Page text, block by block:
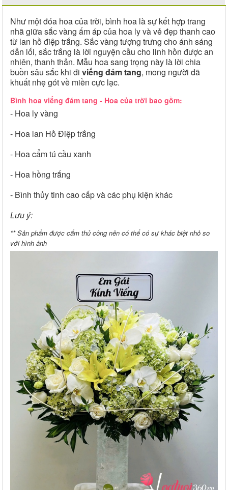
Như một đóa hoa của trời, bình hoa là sự kết hợp trang
nhã giữa sắc vàng ấm áp của hoa ly và vẻ đẹp thanh cao
từ lan hồ điệp trắng. Sắc vàng tượng trưng cho ánh sáng
dẫn lối, sắc trắng là lời nguyện cầu cho linh hồn được an
nhiên, thanh thản. Mẫu hoa sang trọng này là lời chia
buồn sâu sắc khi đi viếng đám tang, mong người đã
khuất nhẹ gót về miền cực lạc.
Bình hoa viếng đám tang - Hoa của trời bao gồm:
- Hoa ly vàng
- Hoa lan Hồ Điệp trắng
- Hoa cẩm tú cầu xanh
- Hoa hồng trắng
- Bình thủy tinh cao cấp và các phụ kiện khác
Lưu ý:
** Sản phẩm được cắm thủ công nên có thể có sự khác biệt nhỏ so
với hình ảnh